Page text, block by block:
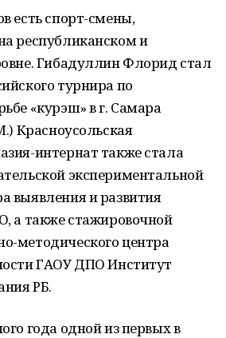
есть спорт-смены,
республиканском и
Гибадуллин Флорид стал
турнира по
«курэш» в г. Самара
Красноусольская
интернат также стала
экспериментальной
выявления и развития
а также стажировочной
методического центра
ГАОУ ДПО Институт
РБ.
года одной из первых в